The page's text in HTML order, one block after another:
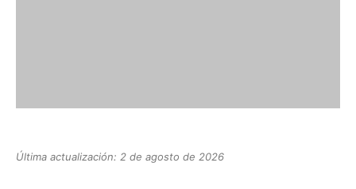
Última actualización: 2 de agosto de 2026